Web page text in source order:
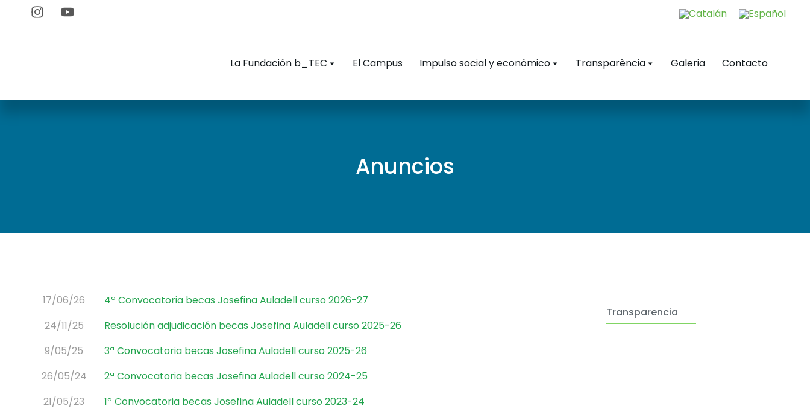
La Fundación b_TEC El Campus Impulso social y económico Transparència Galeria Contacto
Anuncios
17/06/26
4ª Convocatoria becas Josefina Auladell curso 2026-27
24/11/25
Resolución adjudicación becas Josefina Auladell curso 2025-26
9/05/25
3ª Convocatoria becas Josefina Auladell curso 2025-26
26/05/24
2ª Convocatoria becas Josefina Auladell curso 2024-25
21/05/23
1ª Convocatoria becas Josefina Auladell curso 2023-24
Transparencia